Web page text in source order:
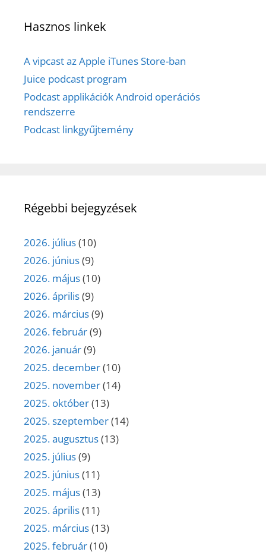
Hasznos linkek
A vipcast az Apple iTunes Store-ban
Juice podcast program
Podcast applikációk Android operációs
rendszerre
Podcast linkgyűjtemény
Régebbi bejegyzések
2026. július(10)
2026. június(9)
2026. május(10)
2026. április(9)
2026. március(9)
2026. február(9)
2026. január(9)
2025. december(10)
2025. november(14)
2025. október(13)
2025. szeptember(14)
2025. augusztus(13)
2025. július(9)
2025. június(11)
2025. május(13)
2025. április(11)
2025. március(13)
2025. február(10)